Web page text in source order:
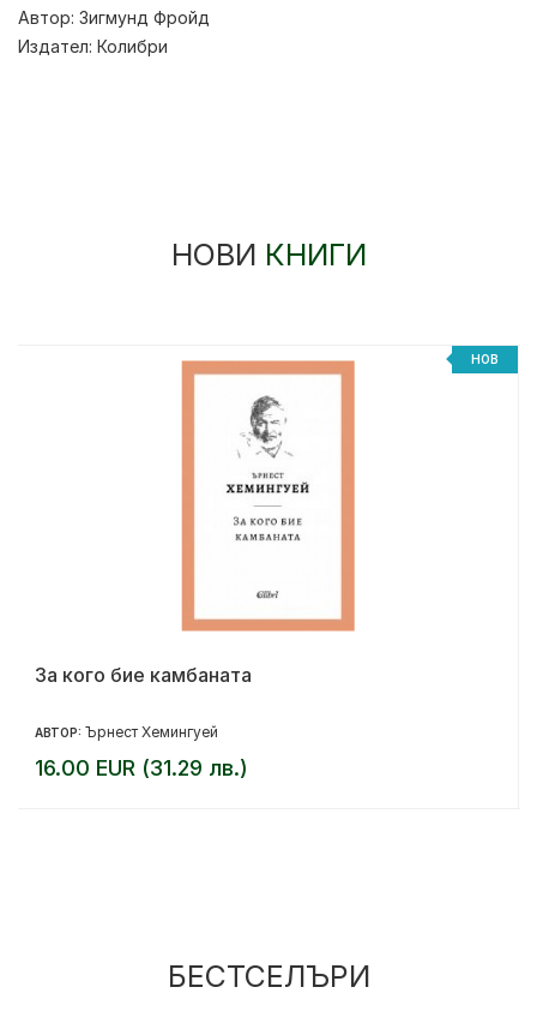
Автор: Зигмунд Фройд
Издател: Колибри
НОВИ КНИГИ
НОВ
За кого бие камбаната
АВТОР: Ърнест Хемингуей
16.00 EUR (31.29 лв.)
БЕСТСЕЛЪРИ